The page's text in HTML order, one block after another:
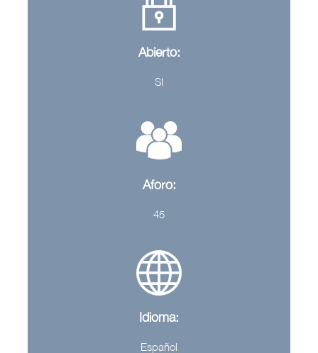
Abierto:
SI
Aforo:
45
Idioma:
Español